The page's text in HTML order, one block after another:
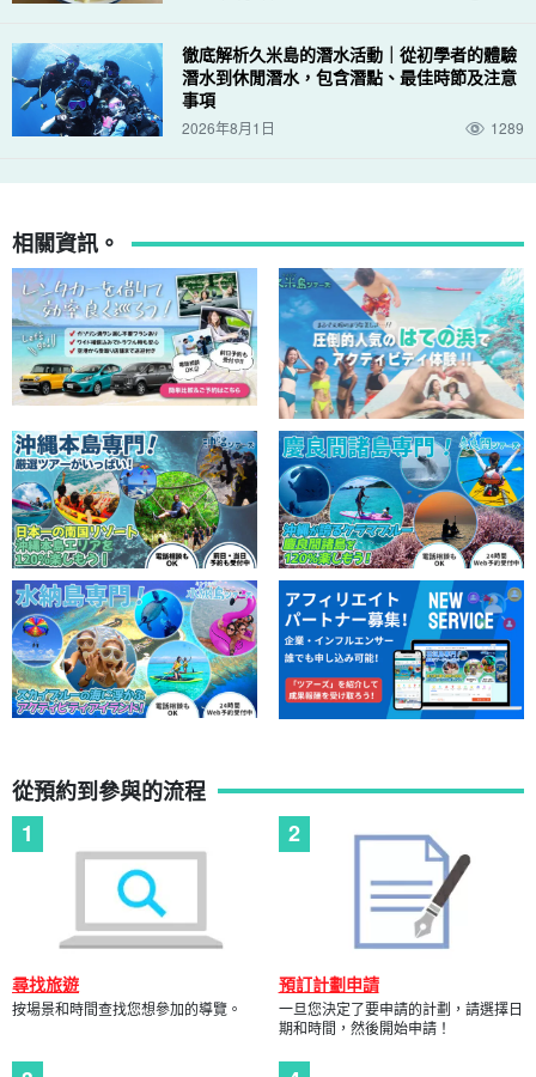
徹底解析久米島的潛水活動｜從初學者的體驗
潛水到休閒潛水，包含潛點、最佳時節及注意
事項
2026年8月1日 1289
相關資訊。
從預約到參與的流程
尋找旅遊
按場景和時間查找您想參加的導覽。
預訂計劃申請
一旦您決定了要申請的計劃，請選擇日
期和時間，然後開始申請！